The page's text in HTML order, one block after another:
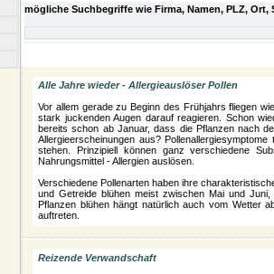
mögliche Suchbegriffe wie Firma, Namen, PLZ, Ort,
Alle Jahre wieder - Allergieauslöser Pollen
Vor allem gerade zu Beginn des Frühjahrs fliegen
stark juckenden Augen darauf reagieren. Schon
bereits schon ab Januar, dass die Pflanzen nach
Allergieerscheinungen aus?
stehen. Prinzipiell können ganz verschiedene
Nahrungsmittel - Allergien auslösen.
Verschiedene Pollenarten haben ihre
und Getreide blühen meist zwischen Mai und
Pflanzen blühen hängt natürlich auch vom Wetter
auftreten.
Reizende Verwandschaft